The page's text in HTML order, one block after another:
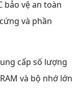
bảo vệ an toàn
và phần
cấp số lượng
và bộ nhớ lớn